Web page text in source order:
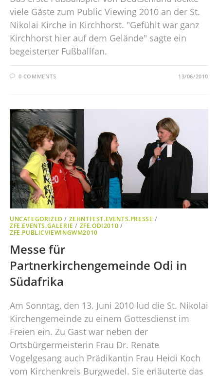
viele Gäste zum Public Viewing 2010 an der St.
Nikolai Kirche in Kirchhorst. "Gefühlt war ganz
Kirchhorst hier auf dem Gelände" sagte ein
begeisterter Fußballfan.
0 COMMENTS 13/06/2010
UNCATEGORIZED / ZEHNTFEST.EVENTS.PRESSE /
ZFE.EVENTS.GALERIE / ZFE.ODI2010 /
ZFE.PUBLICVIEWINGWM2010
Messe für
Partnerkirchengemeinde Odi in
Südafrika
Am Sonntag, den 13. Juni 2010 lud die St. Nikolai
Kirchengemeinde zu einem Gottesdienst im
Freien ein. Zu Gast war neben der
Ortsbürgermeisterin Frau Dr. Renate
Vogelgesang auch Prädikantin Frau Heidi Koch
vom Kirchenkreis Burgwedel. Sie erläuterte das